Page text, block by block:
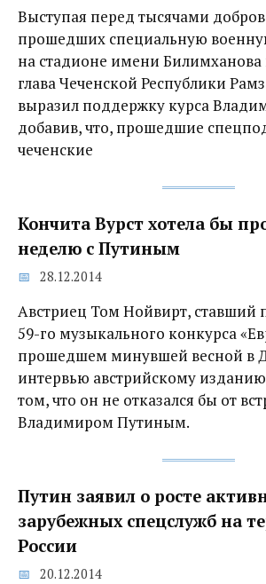
Выступая перед тысячами
прошедших специальную
на стадионе имени Билимханова
глава Чеченской Республики
выразил поддержку курса
добавив, что, прошедшие
чеченские
Кончита Вурст хотела бы
неделю с Путиным
28.12.2014
Австриец Том Нойвирт, ставший
59-го музыкального конкурса
прошедшем минувшей весной в
интервью австрийскому
том, что он не отказался бы от
Владимиром Путиным.
Путин заявил о росте
зарубежных спецслужб на
России
20.12.2014